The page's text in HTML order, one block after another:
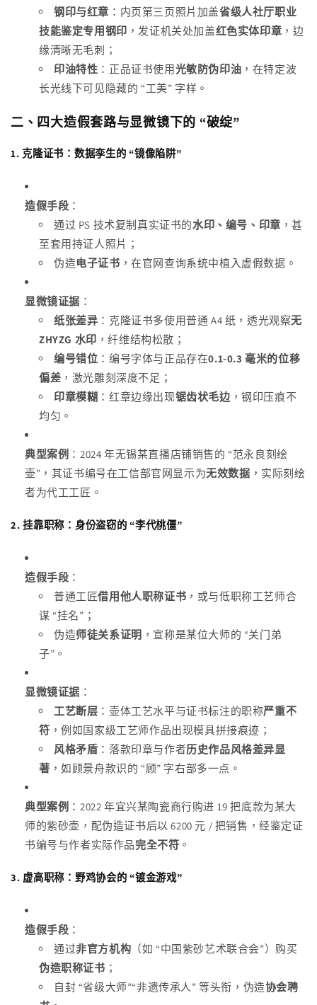
钢印与红章 ：内页第三页照片加盖省级人社厅职业
技能鉴定专用钢印 ，发证机关处加盖红色实体印章 ，边
缘清晰无毛刺；
印油特性 ：正品证书使用光敏防伪印油 ，在特定波
长光线下可见隐藏的 “工美” 字样。
二、四大造假套路与显微镜下的 “破绽”
1. 克隆证书：数据孪生的 “镜像陷阱”
造假手段 ：
通过 PS 技术复制真实证书的水印、编号、印章 ，甚
至套用持证人照片；
伪造电子证书 ，在官网查询系统中植入虚假数据。
显微镜证据 ：
纸张差异 ：克隆证书多使用普通 A4 纸，透光观察无
ZHYZG 水印 ，纤维结构松散；
编号错位 ：编号字体与正品存在0.1-0.3 毫米的位移
偏差 ，激光雕刻深度不足；
印章模糊 ：红章边缘出现锯齿状毛边 ，钢印压痕不
均匀。
典型案例 ：2024 年无锡某直播店铺销售的 “范永良刻绘
壶”，其证书编号在工信部官网显示为无效数据 ，实际刻绘
者为代工工匠。
2. 挂靠职称：身份盗窃的 “李代桃僵”
造假手段 ：
普通工匠借用他人职称证书 ，或与低职称工艺师合
谋 “挂名”；
伪造师徒关系证明 ，宣称是某位大师的 “关门弟
子”。
显微镜证据 ：
工艺断层 ：壶体工艺水平与证书标注的职称严重不
符 ，例如国家级工艺师作品出现模具拼接痕迹；
风格矛盾 ：落款印章与作者历史作品风格差异显
著 ，如顾景舟款识的 “顾” 字右部多一点。
典型案例 ：2022 年宜兴某陶瓷商行购进 19 把底款为某大
师的紫砂壶，配伪造证书后以 6200 元 / 把销售，经鉴定证
书编号与作者实际作品完全不符 。
3. 虚高职称：野鸡协会的 “镀金游戏”
造假手段 ：
通过非官方机构 （如 “中国紫砂艺术联合会”）购买
伪造职称证书 ；
自封 “省级大师”“非遗传承人” 等头衔，伪造协会聘